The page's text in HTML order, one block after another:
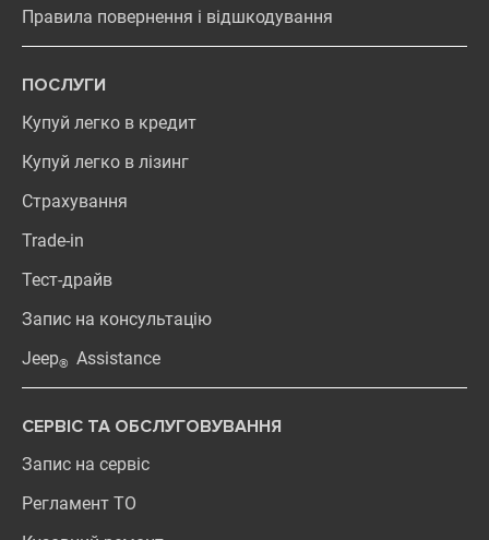
Правила повернення і відшкодування
ПОСЛУГИ
Купуй легко в кредит
Купуй легко в лізинг
Страхування
Trade-in
Тест-драйв
Запис на консультацію
Jeep® Assistance
СЕРВІС ТА ОБСЛУГОВУВАННЯ
Запис на сервіс
Регламент ТО